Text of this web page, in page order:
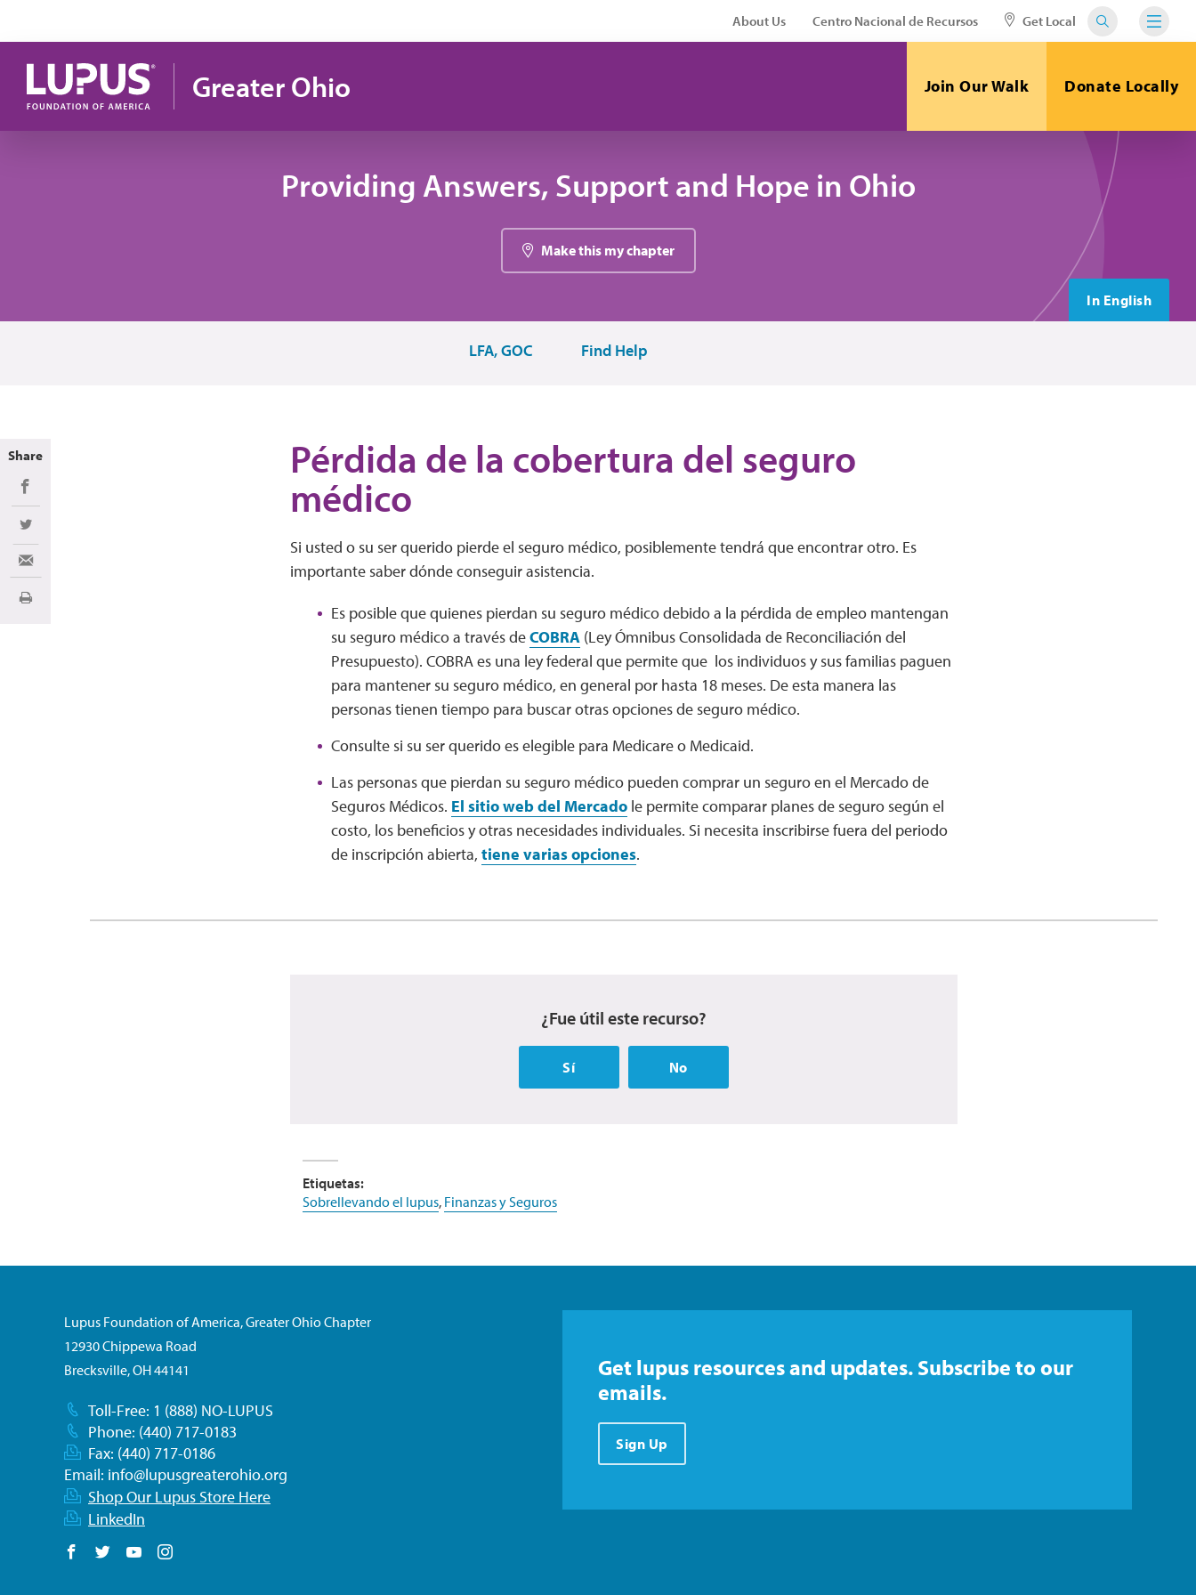
About Us Centro Nacional de Recursos Get Local
Greater Ohio Join Our Walk Donate Locally
Providing Answers, Support and Hope in Ohio
Make this my chapter
In English
LFA, GOC Find Help
Pérdida de la cobertura del seguro
médico
Si usted o su ser querido pierde el seguro médico, posiblemente tendrá que encontrar otro. Es
importante saber dónde conseguir asistencia.
Es posible que quienes pierdan su seguro médico debido a la pérdida de empleo mantengan
su seguro médico a través deCOBRA(Ley Ómnibus Consolidada de Reconciliación del
Presupuesto). COBRA es una ley federal que permite que los individuos y sus familias paguen
para mantener su seguro médico, en general por hasta 18 meses. De esta manera las
personas tienen tiempo para buscar otras opciones de seguro médico.
Consulte si su ser querido es elegible para Medicare o Medicaid.
Las personas que pierdan su seguro médico pueden comprar un seguro en el Mercado de
Seguros Médicos. El sitio web del Mercadole permite comparar planes de seguro según el
costo, los beneficios y otras necesidades individuales. Si necesita inscribirse fuera del periodo
de inscripción abierta, tiene varias opciones.
¿Fue útil este recurso?
Sí No
Etiquetas:
Sobrellevando el lupus, Finanzas y Seguros
Share
Share on Facebook
Share on Twitter
Share via Email
Imprimir
Lupus Foundation of America, Greater Ohio Chapter
12930 Chippewa Road
Brecksville, OH 44141
Toll-Free: 1 (888) NO-LUPUS
Phone: (440) 717-0183
Fax: (440) 717-0186
Email: info@lupusgreaterohio.org
Shop Our Lupus Store Here
LinkedIn
Follow us on Facebook
Follow us on Twitter
Follow us on YouTube
Get lupus resources and updates. Subscribe to our
emails.
Sign Up